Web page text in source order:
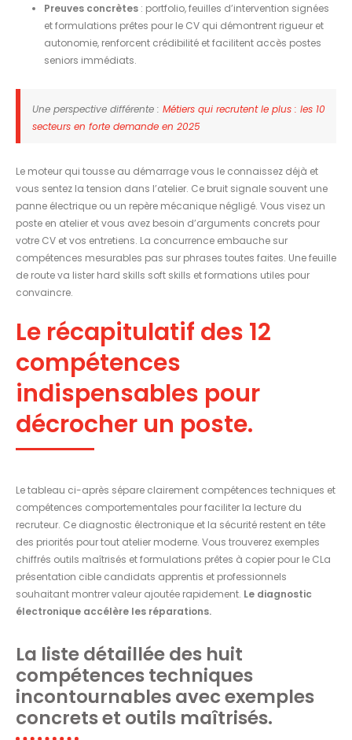
Preuves concrètes : portfolio, feuilles d’intervention signées
et formulations prêtes pour le CV qui démontrent rigueur et
autonomie, renforcent crédibilité et facilitent accès postes
seniors immédiats.
Une perspective différente : Métiers qui recrutent le plus : les 10
secteurs en forte demande en 2025
Le moteur qui tousse au démarrage vous le connaissez déjà et
vous sentez la tension dans l’atelier. Ce bruit signale souvent une
panne électrique ou un repère mécanique négligé. Vous visez un
poste en atelier et vous avez besoin d’arguments concrets pour
votre CV et vos entretiens. La concurrence embauche sur
compétences mesurables pas sur phrases toutes faites. Une feuille
de route va lister hard skills soft skills et formations utiles pour
convaincre.
Le récapitulatif des 12
compétences
indispensables pour
décrocher un poste.
Le tableau ci-après sépare clairement compétences techniques et
compétences comportementales pour faciliter la lecture du
recruteur. Ce diagnostic électronique et la sécurité restent en tête
des priorités pour tout atelier moderne. Vous trouverez exemples
chiffrés outils maîtrisés et formulations prêtes à copier pour le CLa
présentation cible candidats apprentis et professionnels
souhaitant montrer valeur ajoutée rapidement. Le diagnostic
électronique accélère les réparations.
La liste détaillée des huit
compétences techniques
incontournables avec exemples
concrets et outils maîtrisés.